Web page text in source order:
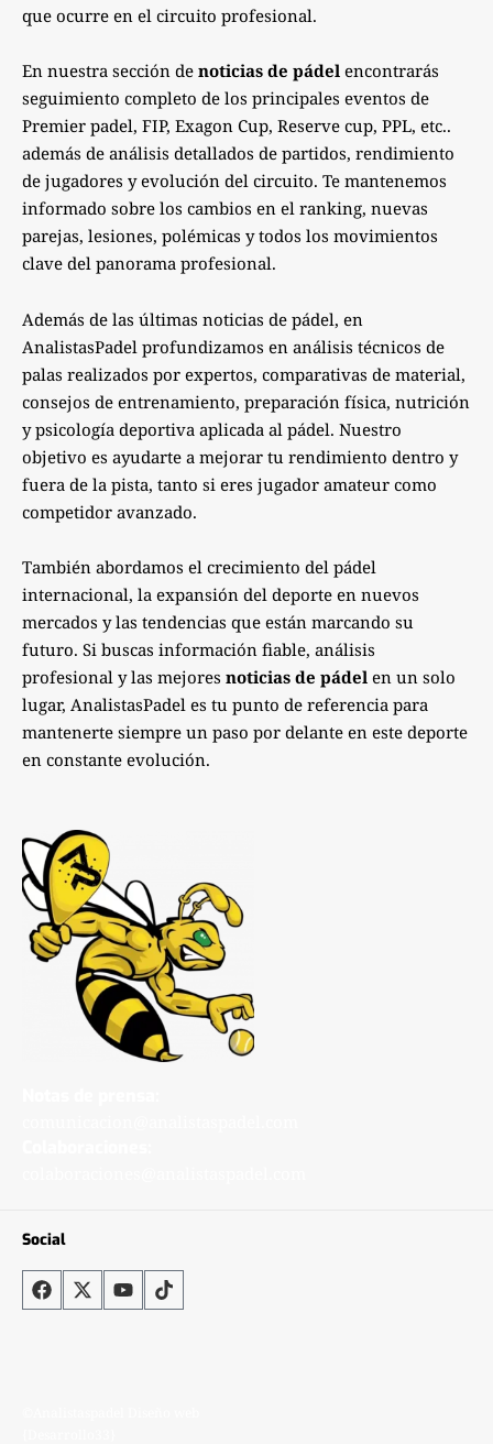
que ocurre en el circuito profesional.
En nuestra sección de noticias de pádel encontrarás
seguimiento completo de los principales eventos de
Premier padel, FIP, Exagon Cup, Reserve cup, PPL, etc..
además de análisis detallados de partidos, rendimiento
de jugadores y evolución del circuito. Te mantenemos
informado sobre los cambios en el ranking, nuevas
parejas, lesiones, polémicas y todos los movimientos
clave del panorama profesional.
Además de las últimas noticias de pádel, en
AnalistasPadel profundizamos en análisis técnicos de
palas realizados por expertos, comparativas de material,
consejos de entrenamiento, preparación física, nutrición
y psicología deportiva aplicada al pádel. Nuestro
objetivo es ayudarte a mejorar tu rendimiento dentro y
fuera de la pista, tanto si eres jugador amateur como
competidor avanzado.
También abordamos el crecimiento del pádel
internacional, la expansión del deporte en nuevos
mercados y las tendencias que están marcando su
futuro. Si buscas información fiable, análisis
profesional y las mejores noticias de pádel en un solo
lugar, AnalistasPadel es tu punto de referencia para
mantenerte siempre un paso por delante en este deporte
en constante evolución.
Social